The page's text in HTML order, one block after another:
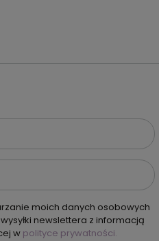
moich danych osobowych
newslettera z informacją
w polityce prywatności.